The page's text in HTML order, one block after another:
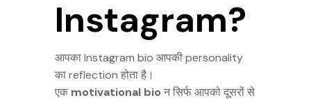
Instagram?
आपका Instagram bio आपकी personality
का reflection होता है।
एक motivational bio न सिर्फ आपको दूसरों से